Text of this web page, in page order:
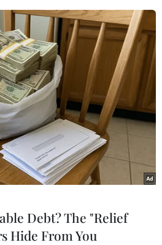
Debt? The "Relief
Hide From You